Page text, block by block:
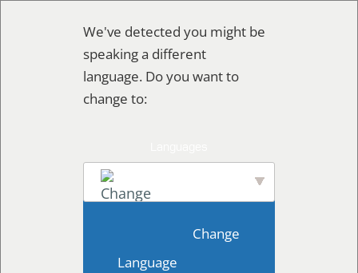
We've detected you might be
speaking a different
language. Do you want to
change to:
Language